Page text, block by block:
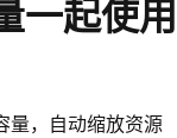
一起使用
量，自动缩放资源